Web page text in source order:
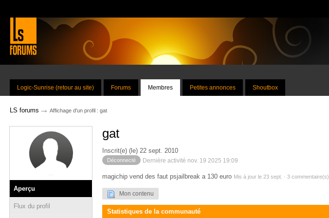
Logic-Sunrise (retour au site) Forums Membres Petites annonces Shoutbox
LS forums → Affichage d'un profil : gat
Aperçu
Flux du profil
gat
Inscrit(e) (le) 22 sept. 2010
Déconnecté Dernière activité nov. 19 2025 19:09
magichip vend des faut psjailbreak a 130 euro Mis à jour le 23 sept. · 3 commentaire(s)
Mon contenu
Statistiques de la communauté